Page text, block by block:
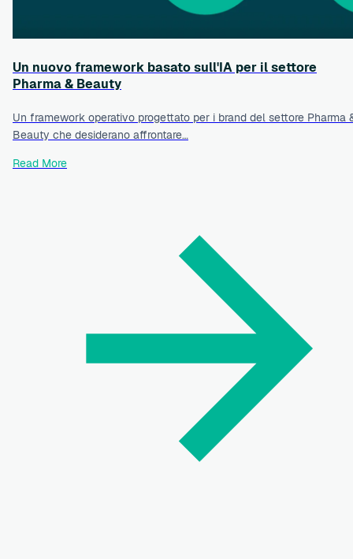
Un nuovo framework basato sull'IA per il settore
Pharma & Beauty
Un framework operativo progettato per i brand del settore Pharma
Beauty che desiderano affrontare…
Read More